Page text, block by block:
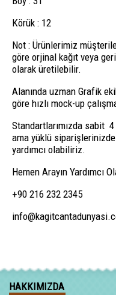
Körük : 12
Not : Ürünlerimiz
göre orjinal kağıt veya
olarak üretilebilir.
Alanında uzman Grafik
göre hızlı mock-up
Standartlarımızda sabit
ama yüklü
yardımcı olabiliriz.
Hemen Arayın Yardımcı
+90 216 232 2345
HAKKIMIZDA